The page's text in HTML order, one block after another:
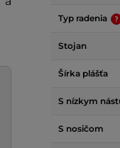
Typ radenia
Stojan
Šírka plášťa
S nízkym
S nosičom